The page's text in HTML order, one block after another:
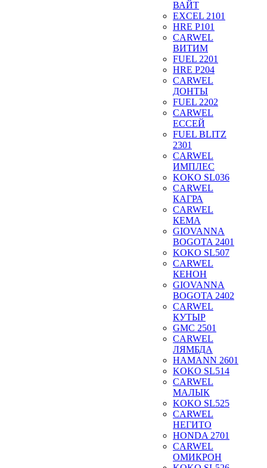
ВАЙТ
EXCEL 2101
HRE P101
CARWEL
ВИТИМ
FUEL 2201
HRE P204
CARWEL
ДОНТЫ
FUEL 2202
CARWEL
ЕССЕЙ
FUEL BLITZ
2301
CARWEL
ИМПЛЕС
KOKO SL036
CARWEL
КАГРА
CARWEL
КЕМА
GIOVANNA
BOGOTA 2401
KOKO SL507
CARWEL
КЕНОН
GIOVANNA
BOGOTA 2402
CARWEL
КУТЫР
GMC 2501
CARWEL
ЛЯМБДА
HAMANN 2601
KOKO SL514
CARWEL
МАЛЫК
KOKO SL525
CARWEL
НЕГИТО
HONDA 2701
CARWEL
ОМИКРОН